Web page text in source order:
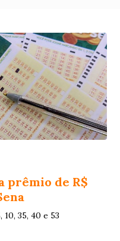
prêmio de R$
35, 40 e 53